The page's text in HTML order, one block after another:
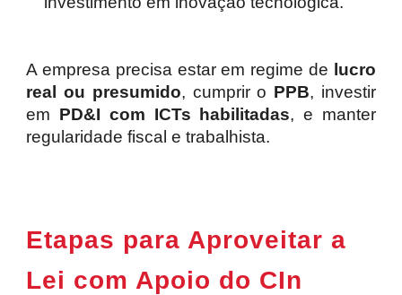
A empresa precisa estar em regime de
lucro
real ou presumido, cumprir o PPB, investir
em PD&I com ICTs habilitadas, e manter
regularidade fiscal e trabalhista.
Etapas para Aproveitar a
Lei com Apoio do CIn